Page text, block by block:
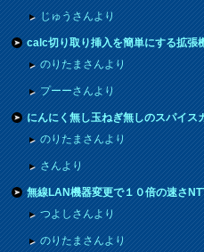
じゅうさんより
calc切り取り挿入を簡単にする拡
のりたまさんより
プーーさんより
にんにく無し玉ねぎ無しのスパイス
のりたまさんより
さんより
無線LAN機器変更で１０倍の速さ
つよしさんより
のりたまさんより